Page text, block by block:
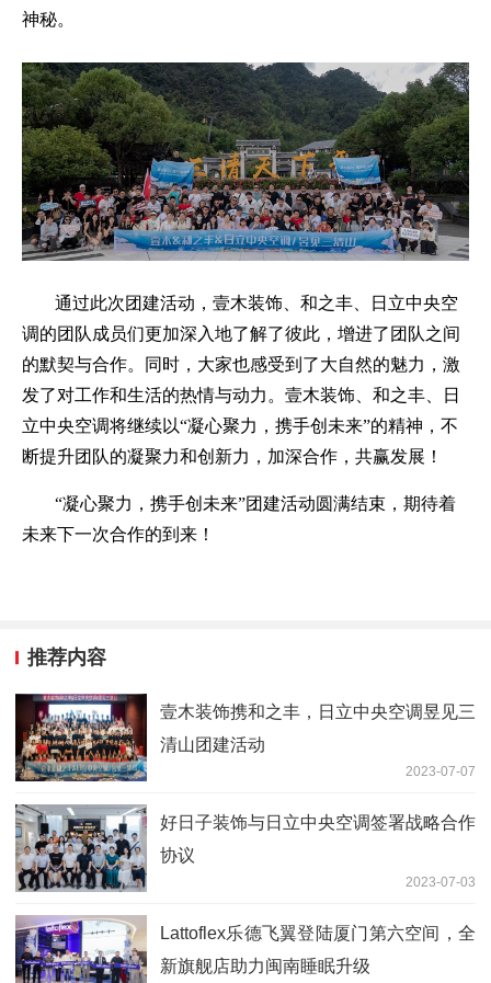
神秘。
通过此次团建活动，壹木装饰、和之丰、日立中央空
调的团队成员们更加深入地了解了彼此，增进了团队之间
的默契与合作。同时，大家也感受到了大自然的魅力，激
发了对工作和生活的热情与动力。壹木装饰、和之丰、日
立中央空调将继续以“凝心聚力，携手创未来”的精神，不
断提升团队的凝聚力和创新力，加深合作，共赢发展！
“凝心聚力，携手创未来”团建活动圆满结束，期待着
未来下一次合作的到来！
推荐内容
壹木装饰携和之丰，日立中央空调昱见三
清山团建活动
2023-07-07
好日子装饰与日立中央空调签署战略合作
协议
2023-07-03
Lattoflex乐德飞翼登陆厦门第六空间，全
新旗舰店助力闽南睡眠升级